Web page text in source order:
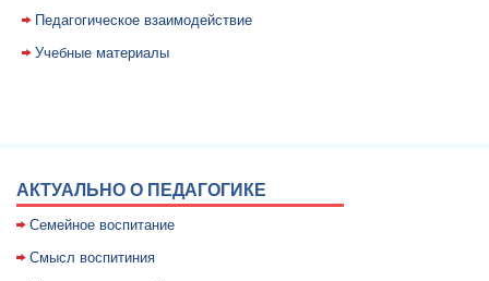
Педагогическое взаимодействие
Учебные материалы
АКТУАЛЬНО О ПЕДАГОГИКЕ
Семейное воспитание
Смысл воспитиния